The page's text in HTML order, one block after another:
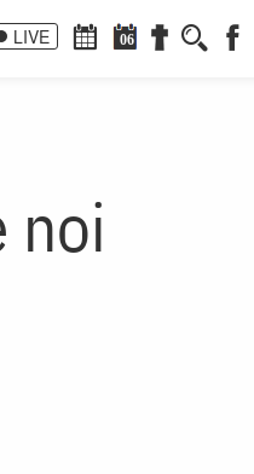
LIVE 06
noi